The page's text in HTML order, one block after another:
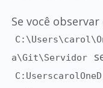
Se você
a\Git\Servidor